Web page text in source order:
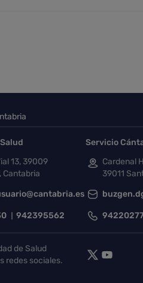
pie de página
13, 39009
Cantabria
942395562
Servicio
Cardenal
39011
de Salud
redes sociales.